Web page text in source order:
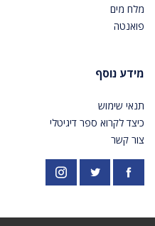
מלח מים
פואנטה
מידע נוסף
תנאי שימוש
כיצד לקרוא ספר דיגיטלי
צור קשר
פייסבוק PardesPublish
אינסטגרם